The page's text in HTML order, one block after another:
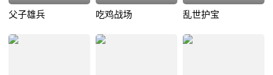
父子雄兵 吃鸡战场 乱世护宝